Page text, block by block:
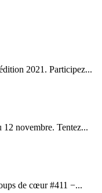
2021. Participez...
12 novembre. Tentez...
de cœur #411 −...